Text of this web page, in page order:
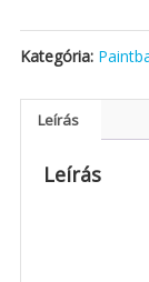
Kategória:
Leírás
Leírás